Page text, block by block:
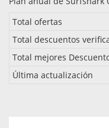
Total ofertas
Total descuentos
Total mejores
Última actualización